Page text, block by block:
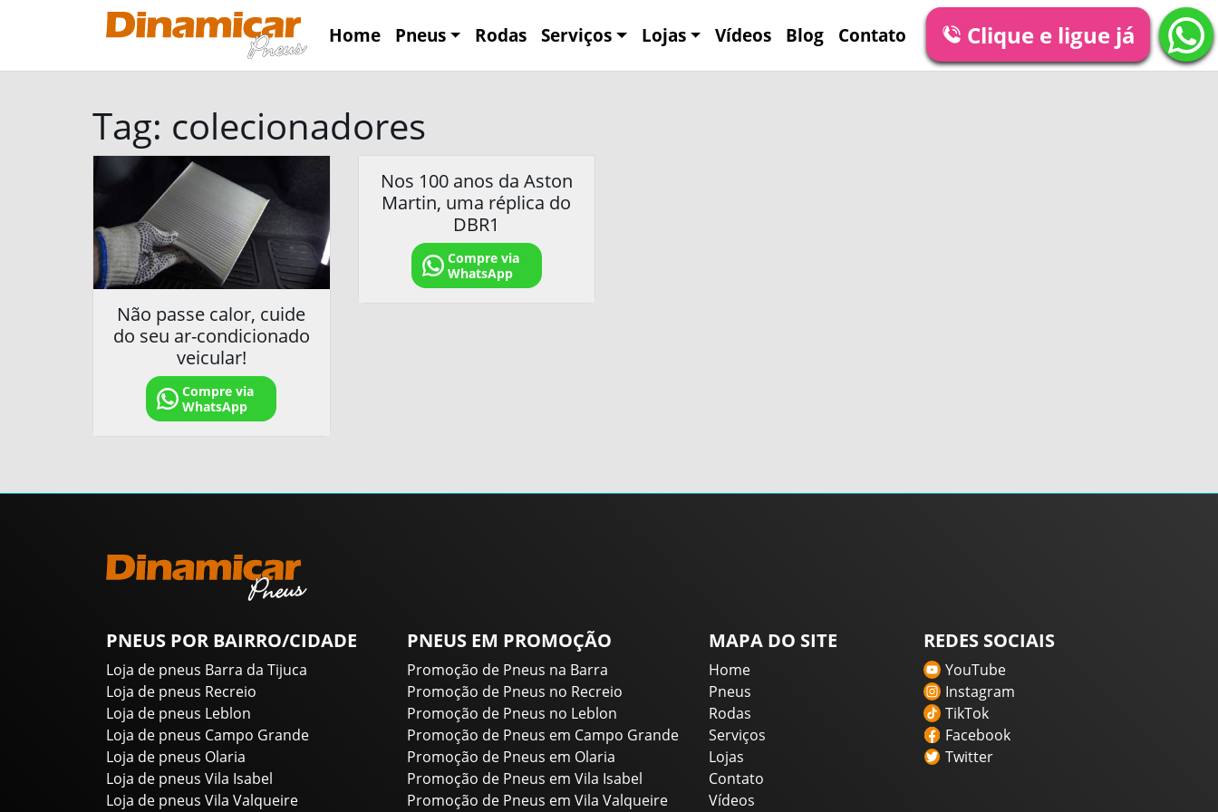
Home Pneus Rodas Serviços Lojas Vídeos Blog Contato Clique e ligue já
Tag: colecionadores
Não passe calor, cuide
do seu ar-condicionado
veicular!
Compre via
WhatsApp
Nos 100 anos da Aston
Martin, uma réplica do
DBR1
Compre via
WhatsApp
PNEUS POR BAIRRO/CIDADE
Loja de pneus Barra da Tijuca
Loja de pneus Recreio
Loja de pneus Leblon
Loja de pneus Campo Grande
Loja de pneus Olaria
Loja de pneus Vila Isabel
Loja de pneus Vila Valqueire
PNEUS EM PROMOÇÃO
Promoção de Pneus na Barra
Promoção de Pneus no Recreio
Promoção de Pneus no Leblon
Promoção de Pneus em Campo Grande
Promoção de Pneus em Olaria
Promoção de Pneus em Vila Isabel
Promoção de Pneus em Vila Valqueire
MAPA DO SITE
Home
Pneus
Rodas
Serviços
Lojas
Contato
Vídeos
REDES SOCIAIS
YouTube
Instagram
TikTok
Facebook
Twitter